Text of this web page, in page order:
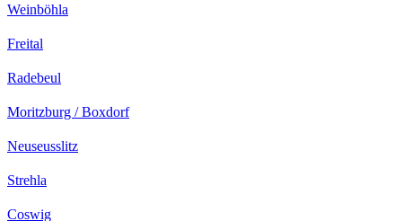
Weinböhla
Freital
Radebeul
Moritzburg / Boxdorf
Neuseusslitz
Strehla
Coswig